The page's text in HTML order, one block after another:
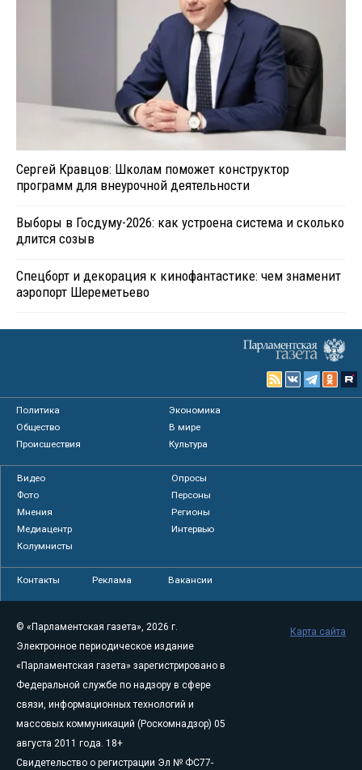
Сергей Кравцов: Школам поможет конструктор
программ для внеурочной деятельности
Выборы в Госдуму-2026: как устроена система и сколько
длится созыв
Спецборт и декорация к кинофантастике: чем знаменит
аэропорт Шереметьево
Политика
Экономика
Общество
В мире
Происшествия
Культура
Видео
Опросы
Фото
Персоны
Мнения
Регионы
Медиацентр
Интервью
Колумнисты
Контакты Реклама Вакансии
© «Парламентская газета», 2026 г.
Электронное периодическое издание
«Парламентская газета» зарегистрировано в
Федеральной службе по надзору в сфере
связи, информационных технологий и
массовых коммуникаций (Роскомнадзор) 05
августа 2011 года. 18+
Свидетельство о регистрации Эл № ФС77-
Карта сайта